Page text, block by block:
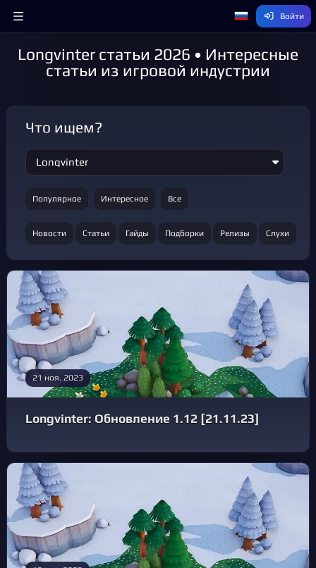
Войти
Longvinter статьи 2026 • Интересные
статьи из игровой индустрии
Что ищем?
Популярное Интересное Все
Новости Статьи Гайды Подборки Релизы Слухи
21 ноя. 2023
Longvinter: Обновление 1.12 [21.11.23]